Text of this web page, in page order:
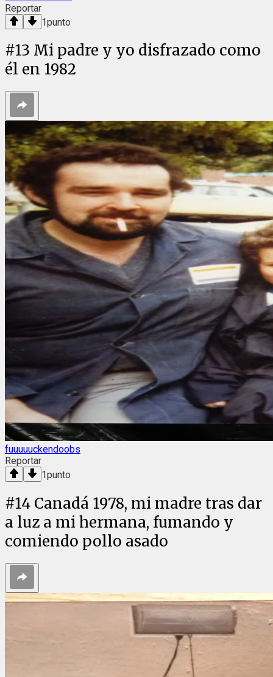
Reportar
1punto
#13 Mi padre y yo disfrazado como
él en 1982
fuuuuuckendoobs
Reportar
1punto
#14 Canadá 1978, mi madre tras dar
a luz a mi hermana, fumando y
comiendo pollo asado